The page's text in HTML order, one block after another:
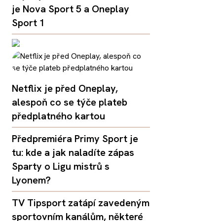
je Nova Sport 5 a Oneplay
Sport 1
Netflix je před Oneplay,
alespoň co se týče plateb
předplatného kartou
Předpremiéra Primy Sport je
tu: kde a jak naladíte zápas
Sparty o Ligu mistrů s
Lyonem?
TV Tipsport zatápí zavedeným
sportovním kanálům, některé